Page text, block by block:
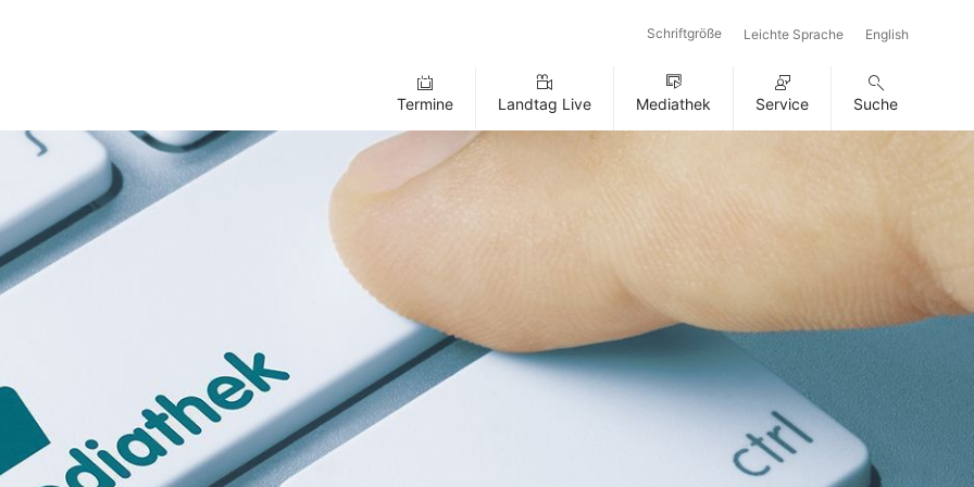
Schriftgröße Leichte Sprache English
Termine Landtag Live Mediathek Service Suche